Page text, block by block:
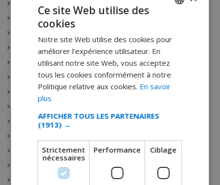
L’Estartit
Palamos
Playa de Aro
Tamariu
Pineda de Mar
DUTCH
SPANISH
GERMAN
DANISH
Ce site Web utilise des
cookies
Notre site Web utilise des cookies pour
améliorer l'expérience utilisateur. En
utilisant notre site Web, vous acceptez
tous les cookies conformément à notre
Politique relative aux cookies. En savoir
plus
AFFICHER TOUS LES PARTENAIRES
(1913) →
Strictement
nécessaires
Performance Ciblage